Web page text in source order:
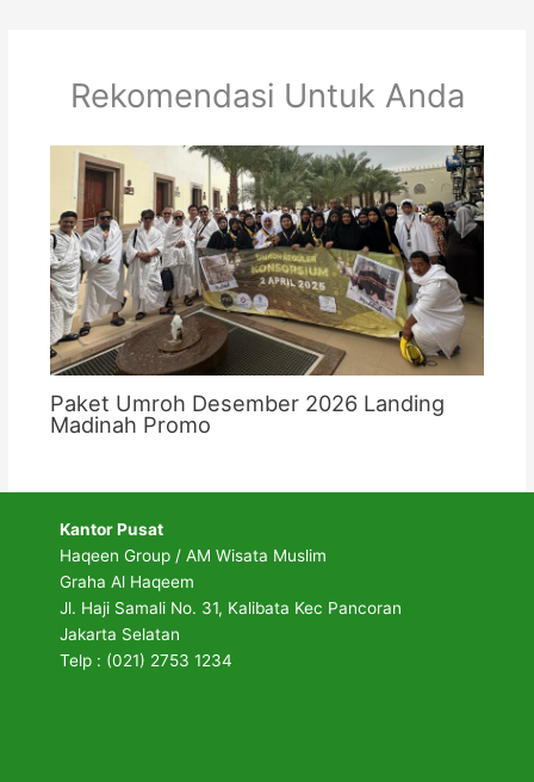
Rekomendasi Untuk Anda
Paket Umroh Desember 2026 Landing
Madinah Promo
Kantor Pusat
Haqeen Group / AM Wisata Muslim
Graha Al Haqeem
Jl. Haji Samali No. 31, Kalibata Kec Pancoran
Jakarta Selatan
Telp : (021) 2753 1234